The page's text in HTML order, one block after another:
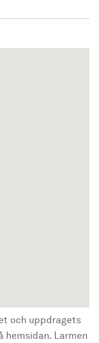
och uppdragets
hemsidan. Larmen